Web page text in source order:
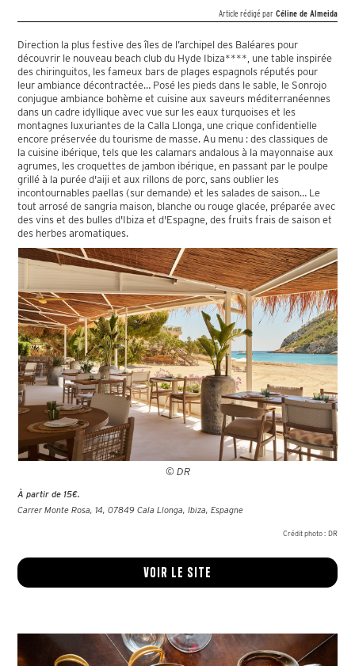
Article rédigé par Céline de Almeida
Direction la plus festive des îles de l’archipel des Baléares pour
découvrir le nouveau beach club du Hyde Ibiza****, une table inspirée
des chiringuitos, les fameux bars de plages espagnols réputés pour
leur ambiance décontractée… Posé les pieds dans le sable, le Sonrojo
conjugue ambiance bohème et cuisine aux saveurs méditerranéennes
dans un cadre idyllique avec vue sur les eaux turquoises et les
montagnes luxuriantes de la Calla Llonga, une crique confidentielle
encore préservée du tourisme de masse. Au menu : des classiques de
la cuisine ibérique, tels que les calamars andalous à la mayonnaise aux
agrumes, les croquettes de jambon ibérique, en passant par le poulpe
grillé à la purée d'aiji et aux rillons de porc, sans oublier les
incontournables paellas (sur demande) et les salades de saison… Le
tout arrosé de sangria maison, blanche ou rouge glacée, préparée avec
des vins et des bulles d'Ibiza et d'Espagne, des fruits frais de saison et
des herbes aromatiques.
© DR
À partir de 15€.
Carrer Monte Rosa, 14, 07849 Cala Llonga, Ibiza, Espagne
Crédit photo : DR
Voir le site